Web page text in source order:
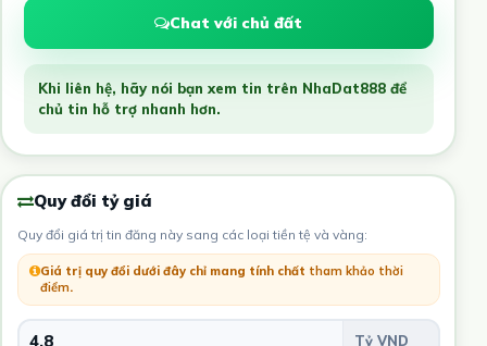
Chat với chủ đất
Khi liên hệ, hãy nói bạn xem tin trên NhaDat888 để
chủ tin hỗ trợ nhanh hơn.
Quy đổi tỷ giá
Quy đổi giá trị tin đăng này sang các loại tiền tệ và vàng:
Giá trị quy đổi dưới đây chỉ mang tính chất tham khảo thời
điểm.